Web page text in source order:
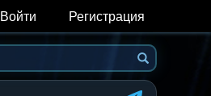
Войти Регистрация